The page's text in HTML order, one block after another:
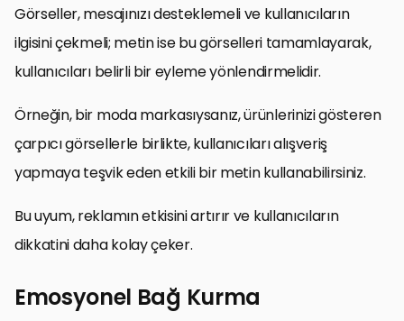
Görseller, mesajınızı desteklemeli ve kullanıcıların
ilgisini çekmeli; metin ise bu görselleri tamamlayarak,
kullanıcıları belirli bir eyleme yönlendirmelidir.
Örneğin, bir moda markasıysanız, ürünlerinizi gösteren
çarpıcı görsellerle birlikte, kullanıcıları alışveriş
yapmaya teşvik eden etkili bir metin kullanabilirsiniz.
Bu uyum, reklamın etkisini artırır ve kullanıcıların
dikkatini daha kolay çeker.
Emosyonel Bağ Kurma